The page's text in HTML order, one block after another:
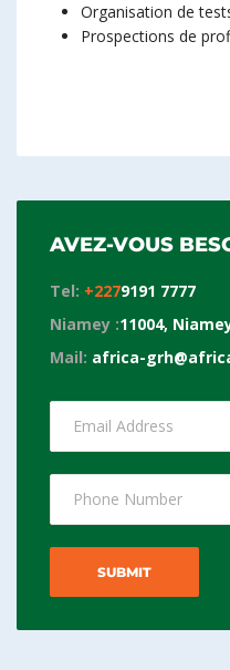
Organisation de
Prospections de
AVEZ-VOUS
Tel: +2279191 7777
Niamey :11004,
Mail: africa-